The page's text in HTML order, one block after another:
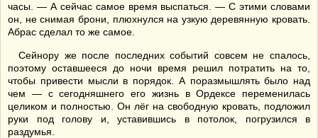
часы. — А сейчас самое время выспаться. — С этими словами
он, не снимая брони, плюхнулся на узкую деревянную кровать.
Абрас сделал то же самое.
Сейнору же после последних событий совсем не спалось,
поэтому оставшееся до ночи время решил потратить на то,
чтобы привести мысли в порядок. А поразмышлять было над
чем — с сегодняшнего его жизнь в Ордексе переменилась
целиком и полностью. Он лёг на свободную кровать, подложил
руки под голову и, уставившись в потолок, погрузился в
раздумья.